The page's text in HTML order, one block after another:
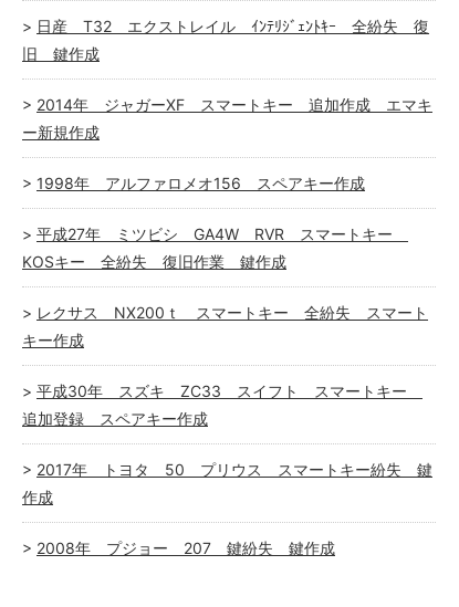
日産 T32 エクストレイル ｲﾝﾃﾘｼﾞｪﾝﾄｷｰ 全紛失 復
旧 鍵作成
2014年 ジャガーXF スマートキー 追加作成 エマキ
ー新規作成
1998年 アルファロメオ156 スペアキー作成
平成27年 ミツビシ GA4W RVR スマートキー
KOSキー 全紛失 復旧作業 鍵作成
レクサス NX200ｔ スマートキー 全紛失 スマート
キー作成
平成30年 スズキ ZC33 スイフト スマートキー
追加登録 スペアキー作成
2017年 トヨタ 50 プリウス スマートキー紛失 鍵
作成
2008年 プジョー 207 鍵紛失 鍵作成